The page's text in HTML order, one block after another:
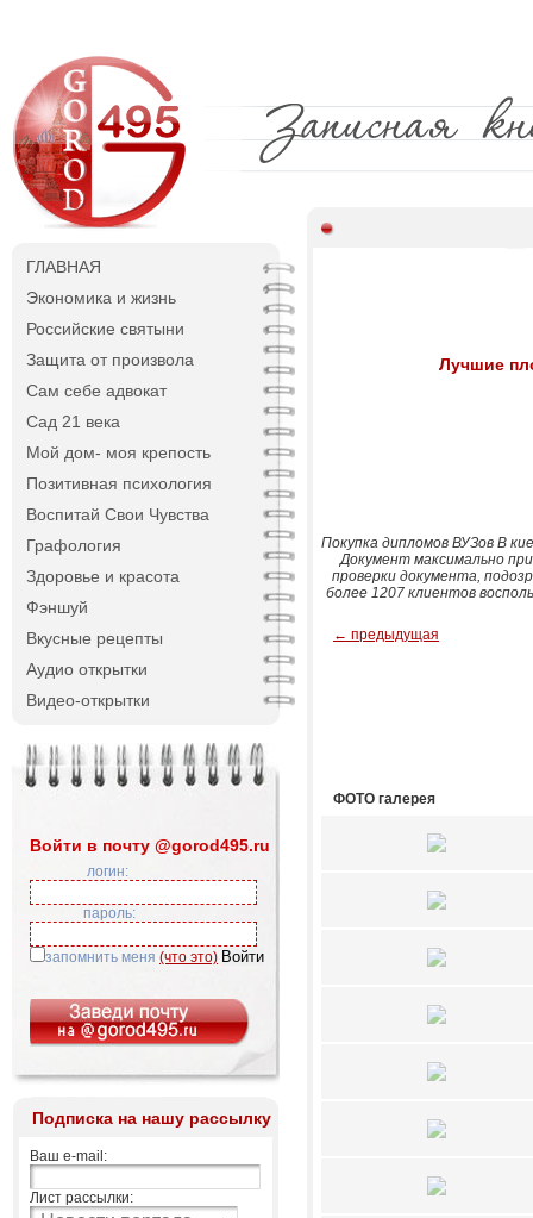
ГЛАВНАЯ
Экономика и жизнь
Российские святыни
Защита от произвола
Сам себе адвокат
Сад 21 века
Мой дом- моя крепость
Позитивная психология
Воспитай Свои Чувства
Графология
Здоровье и красота
Фэншуй
Вкусные рецепты
Аудио открытки
Видео-открытки
Войти в почту @gorod495.ru
логин:
пароль:
запомнить меня (что это)
Подписка на нашу рассылку
Ваш e-mail:
Лист рассылки:
Лучшие
Покупка дипломов ВУЗов В
Документ максимально
проверки документа,
более 1207 клиентов
← предыдущая
ФОТО галерея